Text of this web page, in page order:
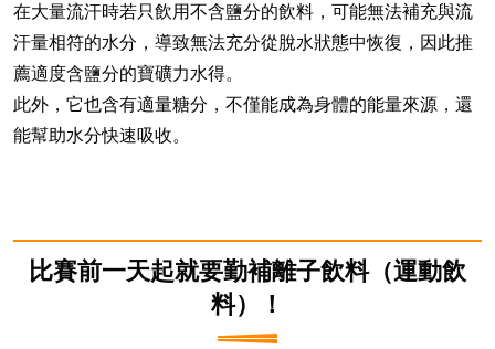
在大量流汗時若只飲用不含鹽分的飲料，可能無法補充與流
汗量相符的水分，導致無法充分從脫水狀態中恢復，因此推
薦適度含鹽分的寶礦力水得。
此外，它也含有適量糖分，不僅能成為身體的能量來源，還
能幫助水分快速吸收。
比賽前一天起就要勤補離子飲料（運動飲
料）！